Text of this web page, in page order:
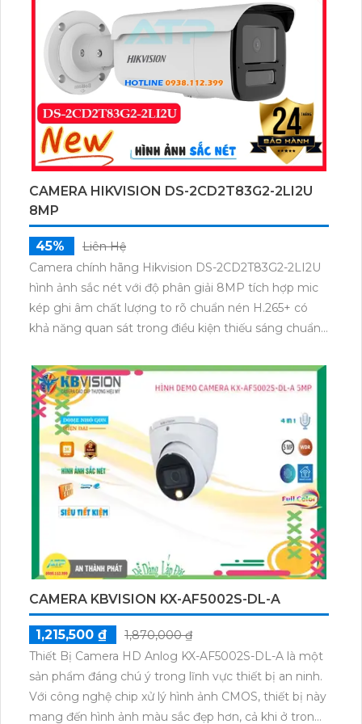
CAMERA HIKVISION DS-2CD2T83G2-2LI2U
8MP
45%
Liên Hệ
Camera chính hãng Hikvision DS-2CD2T83G2-2LI2U
hình ảnh sắc nét với độ phân giải 8MP tích hợp mic
kép ghi âm chất lượng to rõ chuẩn nén H.265+ có
khả năng quan sát trong điều kiện thiếu sáng chuẩn
CAMERA KBVISION KX-AF5002S-DL-A
1,215,500 ₫
1,870,000 ₫
Thiết Bị Camera HD Anlog KX-AF5002S-DL-A là một
sản phẩm đáng chú ý trong lĩnh vực thiết bị an ninh.
Với công nghệ chip xử lý hình ảnh CMOS, thiết bị này
mang đến hình ảnh màu sắc đẹp hơn, cả khi ở trong